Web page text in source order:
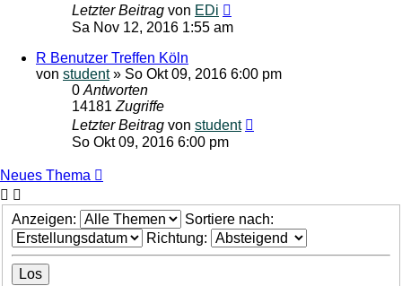
Letzter Beitrag von EDi
Sa Nov 12, 2016 1:55 am
R Benutzer Treffen Köln
von student» So Okt 09, 2016 6:00 pm
0 Antworten
14181 Zugriffe
Letzter Beitrag von student
So Okt 09, 2016 6:00 pm
Neues Thema
Anzeigen:
Sortiere nach:
Richtung: